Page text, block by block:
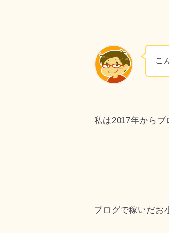
こ
私は2017年からブ
ブログで稼いだお